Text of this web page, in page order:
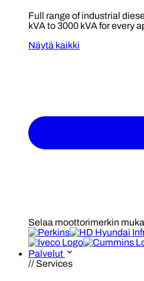
Full range of industrial
kVA to 3000 kVA for every
Näytä kaikki
Selaa moottorimerkin
Palvelut
// Services